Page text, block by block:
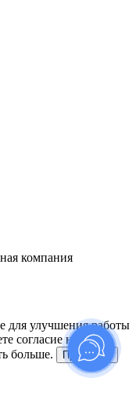
компания
для улучшения работы
согласие на их
больше. Принимаю